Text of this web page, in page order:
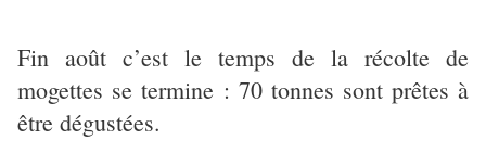
Fin août c’est le temps de la récolte de
mogettes se termine : 70 tonnes sont prêtes à
être dégustées.